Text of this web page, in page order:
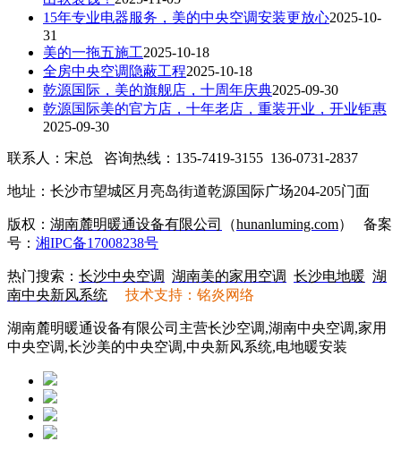
15年专业电器服务，美的中央空调安装更放心2025-10-
31
美的一拖五施工2025-10-18
全房中央空调隐蔽工程2025-10-18
乾源国际，美的旗舰店，十周年庆典2025-09-30
乾源国际美的官方店，十年老店，重装开业，开业钜惠
2025-09-30
联系人：宋总 咨询热线：135-7419-3155 136-0731-2837
地址：长沙市望城区月亮岛街道乾源国际广场204-205门面
版权： 湖南麓明暖通设备有限公司 （hunanluming.com）
备案
号： 湘IPC备17008238号
热门搜索： 长沙中央空调 湖南美的家用空调 长沙电地暖 湖
南中央新风系统
技术支持：铭炎网络
湖南麓明暖通设备有限公司主营长沙空调,湖南中央空调,家用
中央空调,长沙美的中央空调,中央新风系统,电地暖安装